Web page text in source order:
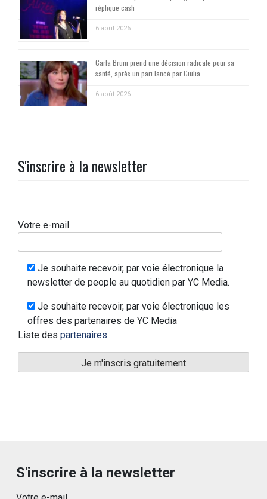
réplique cash
6 août 2026
Carla Bruni prend une décision radicale pour sa
santé, après un pari lancé par Giulia
6 août 2026
S'inscrire à la newsletter
Votre e-mail
Je souhaite recevoir, par voie électronique la
newsletter de people au quotidien par YC Media.
Je souhaite recevoir, par voie électronique les
offres des partenaires de YC Media
Liste des partenaires
S'inscrire à la newsletter